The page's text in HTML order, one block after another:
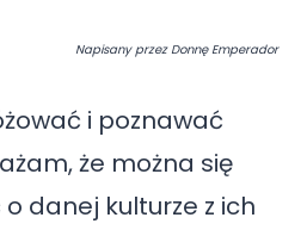
Napisany przez Donnę Emperador
i poznawać
że można się
danej kulturze z ich